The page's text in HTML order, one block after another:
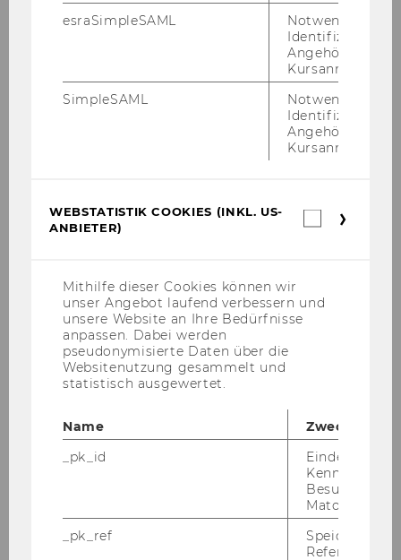
Studieren mit Kind
14. Jänner 2025
esraSimpleSAML
Notwendig zur
Identifizierung
Angehörige/r für
Kursanmeldung.
SimpleSAML
Notwendig zur
Identifizierung
Angehörige/r für
Kursanmeldung.
WEBSTATISTIK COOKIES (INKL. US-
ANBIETER)
Mithilfe dieser Cookies können wir
unser Angebot laufend verbessern und
unsere Website an Ihre Bedürfnisse
anpassen. Dabei werden
pseudonymisierte Daten über die
Websitenutzung gesammelt und
statistisch ausgewertet.
Name
Zweck
_pk_id
Eindeutige
Besuchers
Matomo.
_pk_ref
Speicherung
Referrers